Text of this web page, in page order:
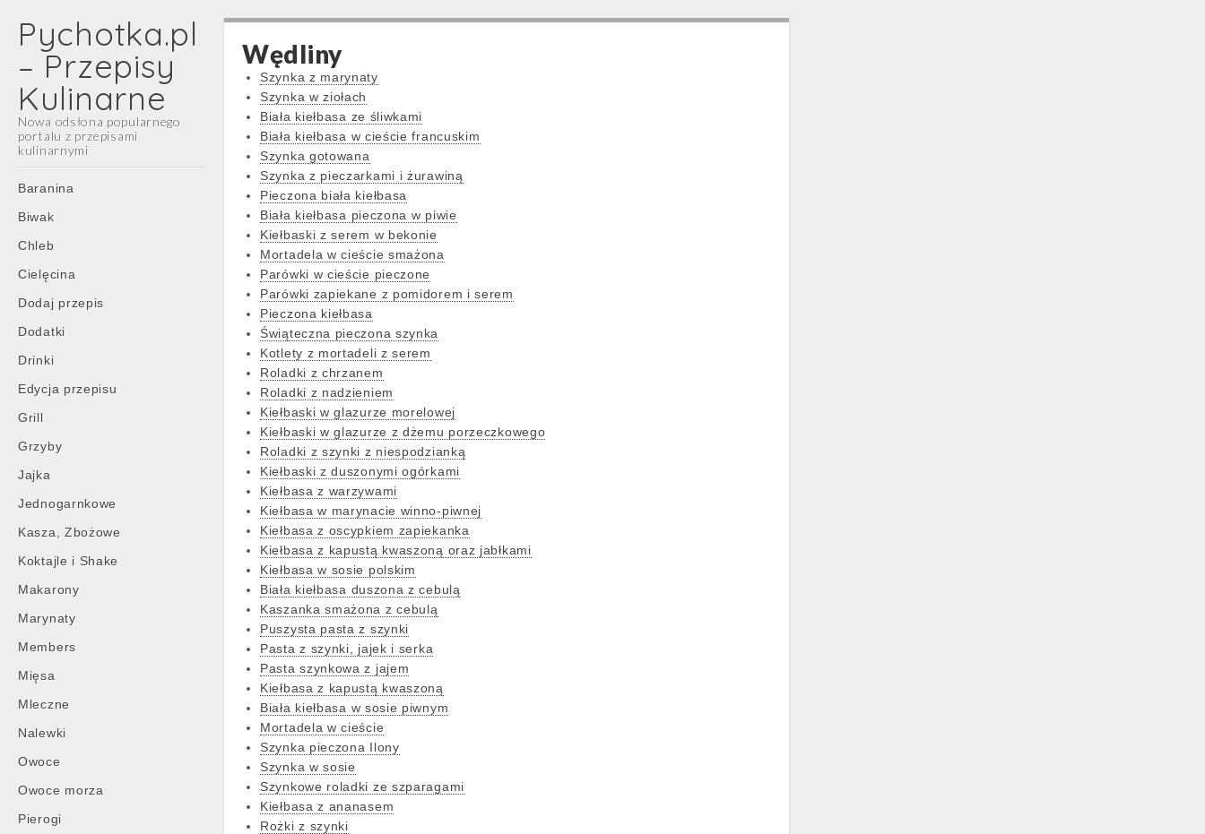
Pychotka.pl
– Przepisy
Kulinarne
Nowa odsłona popularnego
portalu z przepisami
kulinarnymi
Main
menu
Skip
content
Baranina
Biwak
Chleb
Cielęcina
Dodaj przepis
Dodatki
Drinki
Edycja przepisu
Grill
Grzyby
Jajka
Jednogarnkowe
Kasza, Zbożowe
Koktajle i Shake
Makarony
Marynaty
Members
Mięsa
Mleczne
Nalewki
Owoce
Owoce morza
Pierogi
Wędliny
Szynka z marynaty
Szynka w ziołach
Biała kiełbasa ze śliwkami
Biała kiełbasa w cieście francuskim
Szynka gotowana
Szynka z pieczarkami i żurawiną
Pieczona biała kiełbasa
Biała kiełbasa pieczona w piwie
Kiełbaski z serem w bekonie
Mortadela w cieście smażona
Parówki w cieście pieczone
Parówki zapiekane z pomidorem i serem
Pieczona kiełbasa
Świąteczna pieczona szynka
Kotlety z mortadeli z serem
Roladki z chrzanem
Roladki z nadzieniem
Kiełbaski w glazurze morelowej
Kiełbaski w glazurze z dżemu porzeczkowego
Roladki z szynki z niespodzianką
Kiełbaski z duszonymi ogórkami
Kiełbasa z warzywami
Kiełbasa w marynacie winno-piwnej
Kiełbasa z oscypkiem zapiekanka
Kiełbasa z kapustą kwaszoną oraz jabłkami
Kiełbasa w sosie polskim
Biała kiełbasa duszona z cebulą
Kaszanka smażona z cebulą
Puszysta pasta z szynki
Pasta z szynki, jajek i serka
Pasta szynkowa z jajem
Kiełbasa z kapustą kwaszoną
Biała kiełbasa w sosie piwnym
Mortadela w cieście
Szynka pieczona Ilony
Szynka w sosie
Szynkowe roladki ze szparagami
Kiełbasa z ananasem
Rożki z szynki